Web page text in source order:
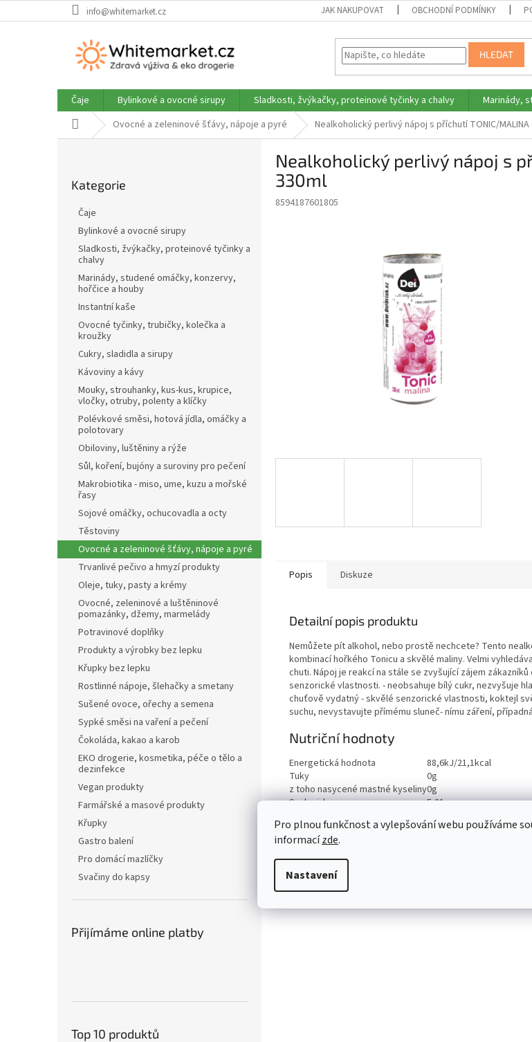
Pro plnou funkčnost a vylepšování webu používáme
informacízde.
Nastavení
na
info@whitemarket.cz JAK NAKUPOVAT OBCHODNÍ PODMÍNKY
HLEDAT
Čaje Bylinkové a ovocné sirupy Sladkosti, žvýkačky, proteinové tyčinky a chalvy Marinády,
Domů Ovocné a zeleninové šťávy, nápoje a pyré Nealkoholický perlivý nápoj s příchutí TONIC/MALINA
kategorie
Kategorie
Čaje
Bylinkové a ovocné sirupy
Sladkosti, žvýkačky, proteinové tyčinky a
chalvy
Marinády, studené omáčky, konzervy,
hořčice a houby
Instantní kaše
Ovocné tyčinky, trubičky, kolečka a
kroužky
Cukry, sladidla a sirupy
Kávoviny a kávy
Mouky, strouhanky, kus-kus, krupice,
vločky, otruby, polenty a klíčky
Polévkové směsi, hotová jídla, omáčky a
polotovary
Obiloviny, luštěniny a rýže
Sůl, koření, bujóny a suroviny pro pečení
Makrobiotika - miso, ume, kuzu a mořské
řasy
Sojové omáčky, ochucovadla a octy
Těstoviny
Ovocné a zeleninové šťávy, nápoje a pyré
Trvanlivé pečivo a hmyzí produkty
Oleje, tuky, pasty a krémy
Ovocné, zeleninové a luštěninové
pomazánky, džemy, marmelády
Potravinové doplňky
Produkty a výrobky bez lepku
Křupky bez lepku
Rostlinné nápoje, šlehačky a smetany
Sušené ovoce, ořechy a semena
Sypké směsi na vaření a pečení
Čokoláda, kakao a karob
EKO drogerie, kosmetika, péče o tělo a
dezinfekce
Vegan produkty
Farmářské a masové produkty
Křupky
Gastro balení
Pro domácí mazlíčky
Svačiny do kapsy
Přijímáme online platby
Top 10 produktů
Nealkoholický perlivý nápoj s
330ml
8594187601805
Popis Diskuze
Detailní popis produktu
Nemůžete pít alkohol, nebo prostě nechcete? Tento
kombinací hořkého Tonicu a skvělé maliny. Velmi
chuti. Nápoj je reakcí na stále se zvyšující zájem
senzorické vlastnosti. - neobsahuje bílý cukr, nezvyšuje
chuťově vydatný - skvělé senzorické vlastnosti, koktejl
suchu, nevystavujte přímému sluneč- nímu záření,
Nutriční hodnoty
Energetická hodnota
88,6kJ/21,1kcal
Tuky
0g
z toho nasycené mastné kyseliny0g
Sacharidy
5,21g
Vláknina
Bílkoviny